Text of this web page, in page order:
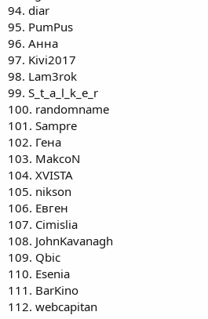
94. diar
95. PumPus
96. Анна
97. Kivi2017
98. Lam3rok
99. S_t_a_l_k_e_r
100. randomname
101. Sampre
102. Гена
103. MakcoN
104. XVISTA
105. nikson
106. Евген
107. Cimislia
108. JohnKavanagh
109. Qbic
110. Esenia
111. BarKino
112. webcapitan